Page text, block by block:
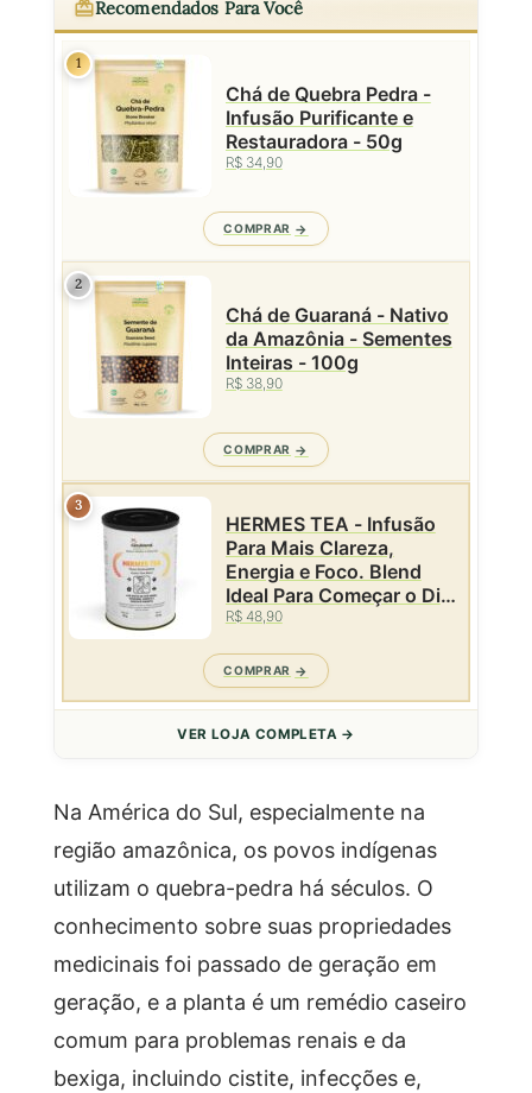
Recomendados Para Você
1
Chá de Quebra Pedra -
Infusão Purificante e
Restauradora - 50g
R$ 34,90
COMPRAR
2
Chá de Guaraná - Nativo
da Amazônia - Sementes
Inteiras - 100g
R$ 38,90
COMPRAR
3
HERMES TEA - Infusão
Para Mais Clareza,
Energia e Foco. Blend
Ideal Para Começar o Dia
ou Como Pré-Treino -
R$ 48,90
COMPRAR
VER LOJA COMPLETA →
Na América do Sul, especialmente na
região amazônica, os povos indígenas
utilizam o quebra-pedra há séculos. O
conhecimento sobre suas propriedades
medicinais foi passado de geração em
geração, e a planta é um remédio caseiro
comum para problemas renais e da
bexiga, incluindo cistite, infecções e,